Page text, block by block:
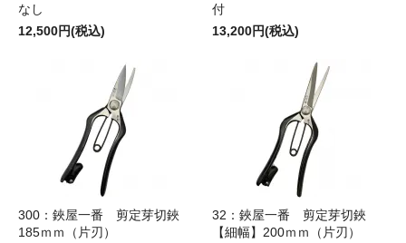
なし
12,500円(税込)
付
13,200円(税込)
300：鋏屋一番 剪定芽切鋏
185ｍｍ（片刃）
32：鋏屋一番 剪定芽切鋏
【細幅】200ｍｍ（片刃）